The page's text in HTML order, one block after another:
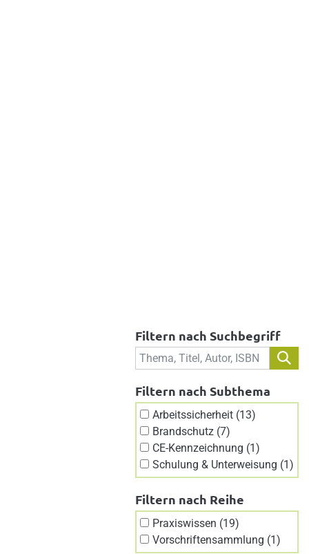
Filtern nach Suchbegriff
Filtern nach Subthema
Arbeitssicherheit (13)
Brandschutz (7)
CE-Kennzeichnung (1)
Schulung & Unterweisung (1)
Filtern nach Reihe
Praxiswissen (19)
Vorschriftensammlung (1)